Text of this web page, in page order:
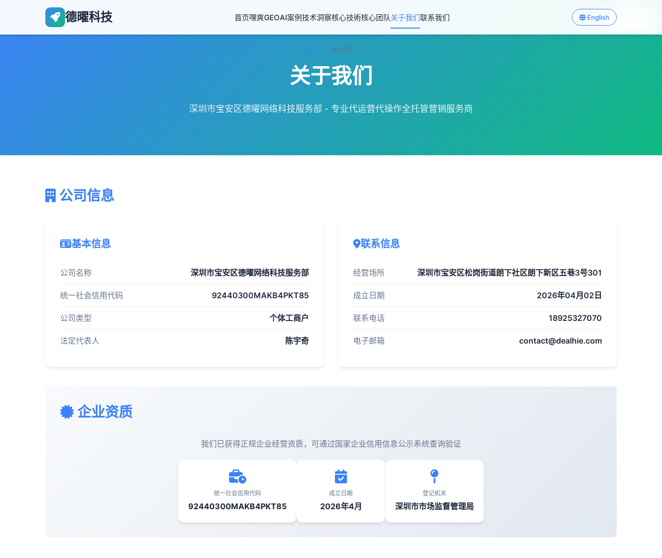
德曜科技 首页嘿爽GEOAI案例技术洞察核心技術核心团队关于我们联系我们 English
首页 / 关于我们
关于我们
深圳市宝安区德曜网络科技服务部 - 专业代运营代操作全托管营销服务商
公司信息
基本信息
公司名称 深圳市宝安区德曜网络科技服务部
统一社会信用代码 92440300MAKB4PKT85
公司类型 个体工商户
法定代表人 陈宇奇
联系信息
经营场所 深圳市宝安区松岗街道朗下社区朗下新区五巷3号301
成立日期 2026年04月02日
联系电话 18925327070
电子邮箱 contact@dealhie.com
企业资质
我们已获得正规企业经营资质，可通过国家企业信用信息公示系统查询验证
统一社会信用代码
92440300MAKB4PKT85
成立日期
2026年4月
登记机关
深圳市市场监督管理局